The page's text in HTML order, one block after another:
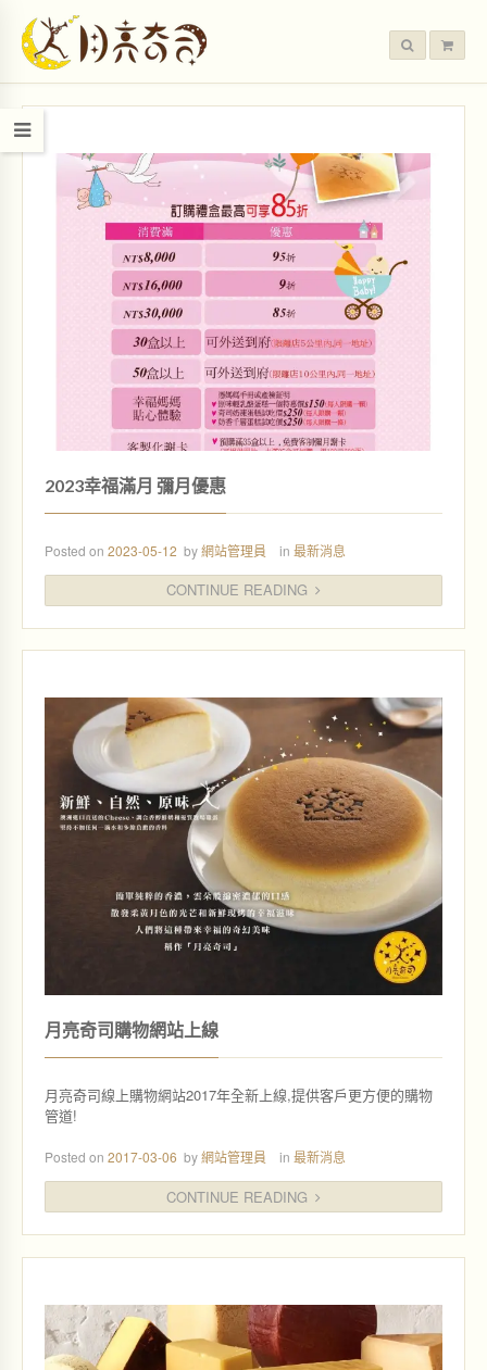
2023幸福滿月 彌月優惠
Posted on 2023-05-12 by網站管理員 in 最新消息
CONTINUE READING
月亮奇司購物網站上線
月亮奇司線上購物網站2017年全新上線,提供客戶更方便的購物
管道!
Posted on 2017-03-06 by網站管理員 in 最新消息
CONTINUE READING